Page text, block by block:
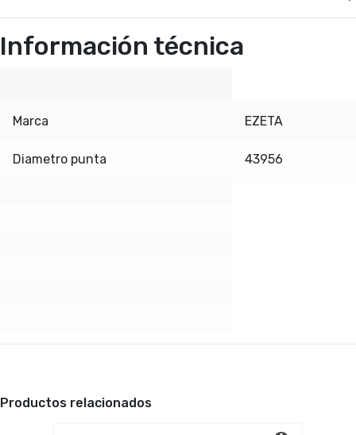
Información técnica
Marca EZETA
Diametro punta 43956
Productos relacionados